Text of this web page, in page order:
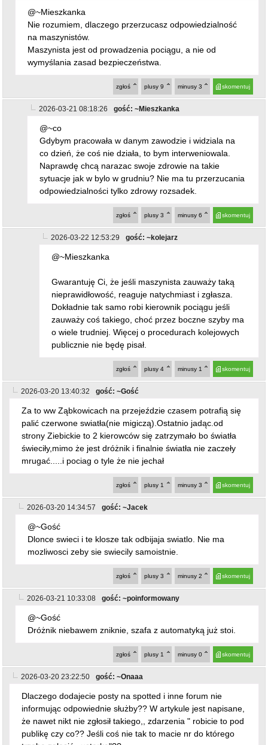
@~Mieszkanka
Nie rozumiem, dlaczego przerzucasz odpowiedzialność
na maszynistów.
Maszynista jest od prowadzenia pociągu, a nie od
wymyślania zasad bezpieczeństwa.
skomentuj
minusy 3
plusy 9
zgłoś
2026-03-21 08:18:26 gość: ~Mieszkanka
@~co
Gdybym pracowała w danym zawodzie i widziala na
co dzień, że coś nie działa, to bym interweniowala.
Naprawdę chcą narazac swoje zdrowie na takie
sytuacje jak w bylo w grudniu? Nie ma tu przerzucania
odpowiedzialności tylko zdrowy rozsadek.
skomentuj
minusy 6
plusy 3
zgłoś
2026-03-22 12:53:29 gość: ~kolejarz
@~Mieszkanka
Gwarantuję Ci, że jeśli maszynista zauważy taką
nieprawidłowość, reaguje natychmiast i zgłasza.
Dokładnie tak samo robi kierownik pociągu jeśli
zauważy coś takiego, choć przez boczne szyby ma
o wiele trudniej. Więcej o procedurach kolejowych
publicznie nie będę pisał.
skomentuj
minusy 1
plusy 4
zgłoś
2026-03-20 13:40:32 gość: ~Gość
Za to ww Ząbkowicach na przejeździe czasem potrafią się
palić czerwone swiatła(nie migiczą).Ostatnio jadąc.od
strony Ziebickie to 2 kierowców się zatrzymało bo światła
świeciły,mimo że jest dróżnik i finalnie światła nie zaczeły
mrugać.....i pociag o tyle że nie jechał
skomentuj
minusy 3
plusy 1
zgłoś
2026-03-20 14:34:57 gość: ~Jacek
@~Gość
Dlonce swieci i te klosze tak odbijaja swiatlo. Nie ma
mozliwosci zeby sie swiecily samoistnie.
skomentuj
minusy 2
plusy 3
zgłoś
2026-03-21 10:33:08 gość: ~poinformowany
@~Gość
Dróżnik niebawem zniknie, szafa z automatyką już stoi.
skomentuj
minusy 0
plusy 1
zgłoś
2026-03-20 23:22:50 gość: ~Onaaa
Dlaczego dodajecie posty na spotted i inne forum nie
informując odpowiednie służby?? W artykule jest napisane,
że nawet nikt nie zgłosił takiego,, zdarzenia " robicie to pod
publikę czy co?? Jeśli coś nie tak to macie nr do którego